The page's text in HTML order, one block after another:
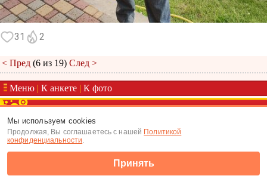
31 2
< Пред (6 из 19) След >
Меню | К анкете | К фото
(c) Tabor.ru 2026
Мы используем cookies
Продолжая, Вы соглашаетесь с нашей Политикой
конфиденциальности.
Принять